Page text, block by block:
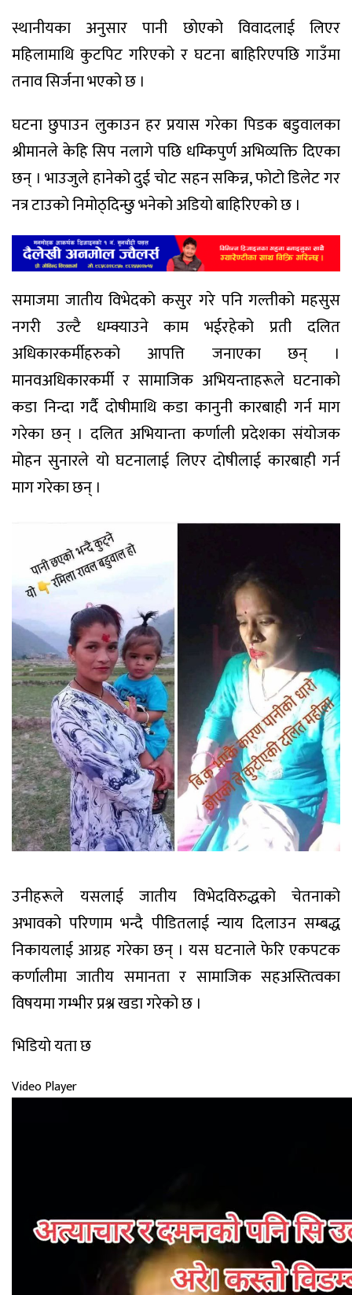
स्थानीयका अनुसार पानी छोएको विवादलाई लिएर
महिलामाथि कुटपिट गरिएको र घटना बाहिरिएपछि गाउँमा
तनाव सिर्जना भएको छ ।
घटना छुपाउन लुकाउन हर प्रयास गरेका पिडक बडुवालका
श्रीमानले केहि सिप नलागे पछि धम्किपुर्ण अभिव्यक्ति दिएका
छन् । भाउजुले हानेको दुई चोट सहन सकिन्न, फोटो डिलेट गर
नत्र टाउको निमोठ्दिन्छु भनेको अडियो बाहिरिएको छ ।
समाजमा जातीय विभेदको कसुर गरे पनि गल्तीको महसुस
नगरी उल्टै धम्क्याउने काम भईरहेको प्रती दलित
अधिकारकर्मीहरुको आपत्ति जनाएका छन् ।
मानवअधिकारकर्मी र सामाजिक अभियन्ताहरूले घटनाको
कडा निन्दा गर्दै दोषीमाथि कडा कानुनी कारबाही गर्न माग
गरेका छन् । दलित अभियान्ता कर्णाली प्रदेशका संयोजक
मोहन सुनारले‌ यो घटनालाई लिएर दोषीलाई कारबाही गर्न
माग गरेका छन् ।
उनीहरूले यसलाई जातीय विभेदविरुद्धको चेतनाको
अभावको परिणाम भन्दै पीडितलाई न्याय दिलाउन सम्बद्ध
निकायलाई आग्रह गरेका छन् । यस घटनाले फेरि एकपटक
कर्णालीमा जातीय समानता र सामाजिक सहअस्तित्वका
विषयमा गम्भीर प्रश्न खडा गरेको छ ।
भिडियाे यता छ
Video Player